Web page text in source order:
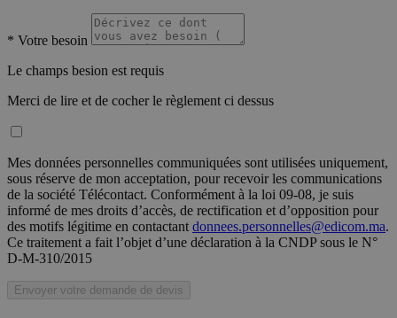
* Votre besoin
Le champs besion est requis
Merci de lire et de cocher le règlement ci dessus
Mes données personnelles communiquées sont utilisées uniquement,
sous réserve de mon acceptation, pour recevoir les communications
de la société Télécontact. Conformément à la loi 09-08, je suis
informé de mes droits d’accès, de rectification et d’opposition pour
des motifs légitime en contactant donnees.personnelles@edicom.ma.
Ce traitement a fait l’objet d’une déclaration à la CNDP sous le N°
D-M-310/2015
Envoyer votre demande de devis